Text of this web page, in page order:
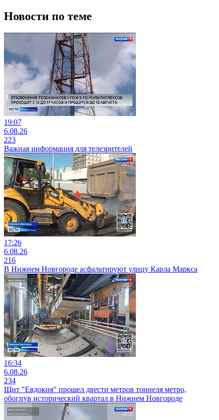
Новости по теме
19:07
6.08.26
223
Важная информация для телезрителей
17:26
6.08.26
216
В Нижнем Новгороде асфальтируют улицу Карла Маркса
16:34
6.08.26
234
Щит "Евдокия" прошел двести метров тоннеля метро,
обогнув исторический квартал в Нижнем Новгороде